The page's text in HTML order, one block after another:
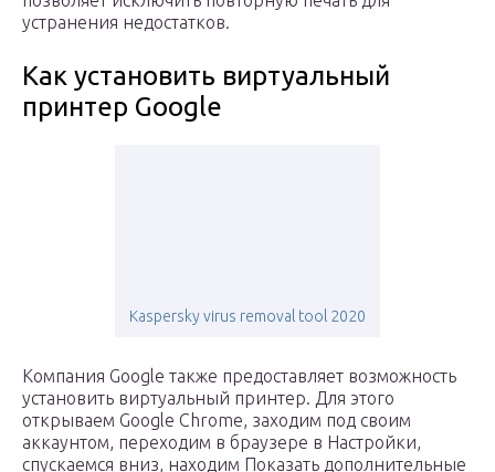
устранения недостатков.
Как установить виртуальный
принтер Google
Kaspersky virus removal tool 2020
Компания Google также предоставляет возможность
установить виртуальный принтер. Для этого
открываем Google Chrome, заходим под своим
аккаунтом, переходим в браузере в Настройки,
спускаемся вниз, находим Показать дополнительные